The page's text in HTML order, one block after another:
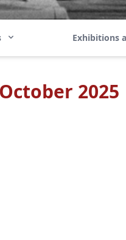
Exhibitions
2025